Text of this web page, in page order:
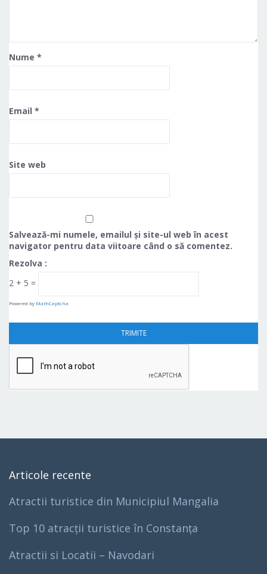
Nume *
Email *
Site web
Salvează-mi numele, emailul și site-ul web în acest
navigator pentru data viitoare când o să comentez.
Rezolva :
2 + 5 =
Powered by MathCaptcha
Articole recente
Atractii turistice din Municipiul Mangalia
Top 10 atracții turistice în Constanța
Atractii si Locatii – Navodari